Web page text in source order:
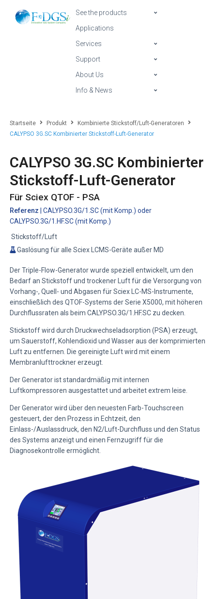
See the products
Applications
Services
Support
About Us
Info & News
Startseite Produkt
Kombinierte Stickstoff/Luft-Generatoren
CALYPSO 3G.SC Kombinierter Stickstoff-Luft-Generator
CALYPSO 3G.SC Kombinierter
Stickstoff-Luft-Generator
Für Sciex QTOF - PSA
Referenz | CALYPSO.3G/1.SC (mit Komp.) oder
CALYPSO.3G/1.HF.SC (mit Komp.)
Stickstoff/Luft
Gaslösung für alle Sciex LCMS-Geräte außer MD
Der Triple-Flow-Generator wurde speziell entwickelt, um den
Bedarf an Stickstoff und trockener Luft für die Versorgung von
Vorhang-, Quell- und Abgasen für Sciex LC-MS-Instrumente,
einschließlich des QTOF-Systems der Serie X5000, mit höheren
Durchflussraten als beim CALYPSO.3G/1.HF.SC zu decken.
Stickstoff wird durch Druckwechseladsorption (PSA) erzeugt,
um Sauerstoff, Kohlendioxid und Wasser aus der komprimierten
Luft zu entfernen. Die gereinigte Luft wird mit einem
Membranlufttrockner erzeugt.
Der Generator ist standardmäßig mit internen
Luftkompressoren ausgestattet und arbeitet extrem leise.
Der Generator wird über den neuesten Farb-Touchscreen
gesteuert, der den Prozess in Echtzeit, den
Einlass-/Auslassdruck, den N2/Luft-Durchfluss und den Status
des Systems anzeigt und einen Fernzugriff für die
Diagnosekontrolle ermöglicht.